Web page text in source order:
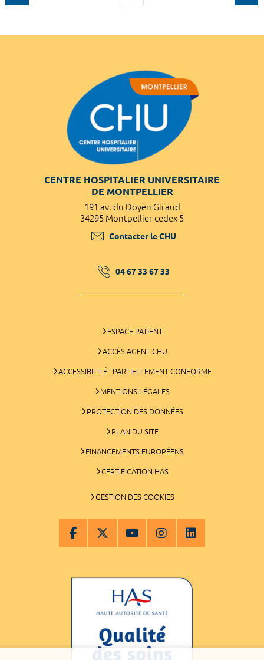
CENTRE HOSPITALIER UNIVERSITAIRE
DE MONTPELLIER
191 av. du Doyen Giraud
34295 Montpellier cedex 5
Contacter le CHU
04 67 33 67 33
ESPACE PATIENT
ACCÈS AGENT CHU
ACCESSIBILITÉ : PARTIELLEMENT CONFORME
MENTIONS LÉGALES
PROTECTION DES DONNÉES
PLAN DU SITE
FINANCEMENTS EUROPÉENS
CERTIFICATION HAS
GESTION DES COOKIES